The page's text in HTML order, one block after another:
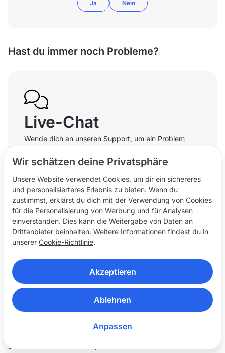
Wir schätzen deine Privatsphäre
Unsere Website verwendet Cookies, um dir ein sichereres
und personalisierteres Erlebnis zu bieten. Wenn du
zustimmst, erklärst du dich mit der Verwendung von Cookies
für die Personalisierung von Werbung und für Analysen
einverstanden. Dies kann die Weitergabe von Daten an
Drittanbieter beinhalten. Weitere Informationen findest du in
unserer Cookie-Richtlinie.
Akzeptieren
Ablehnen
Anpassen
Ja Nein
Hast du immer noch Probleme?
Live-Chat
Wende dich an unseren Support, um ein Problem
direkt zu lösen.
Mit dem Support chatten
E-Mail-Formular
Bitte fülle das E-Mail-Formular aus, damit wir dir bei
deinem Problem helfen können.
Durch Klicken auf „Mit dem Support chatten“ stimmen Sie unseren